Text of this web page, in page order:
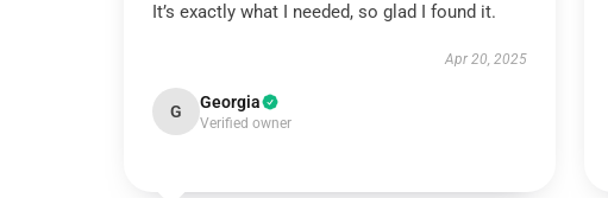
It’s exactly what I needed, so glad I found it.
Apr 20, 2025
G Georgia
Verified owner